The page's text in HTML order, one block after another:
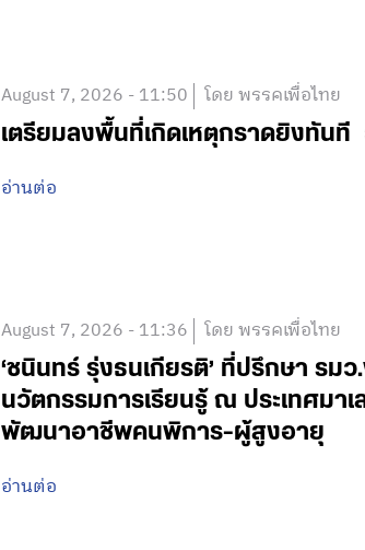
August 7, 2026 - 11:50 โดย พรรคเพื่อไทย
เตรียมลงพื้นที่เกิดเหตุกราดยิงทันที
อ่านต่อ
August 7, 2026 - 11:36 โดย พรรคเพื่อไทย
‘ชนินทร์ รุ่งธนเกียรติ’ ที่ปรึกษา รม
นวัตกรรมการเรียนรู้ ณ ประเทศมาเ
พัฒนาอาชีพคนพิการ-ผู้สูงอายุ
อ่านต่อ